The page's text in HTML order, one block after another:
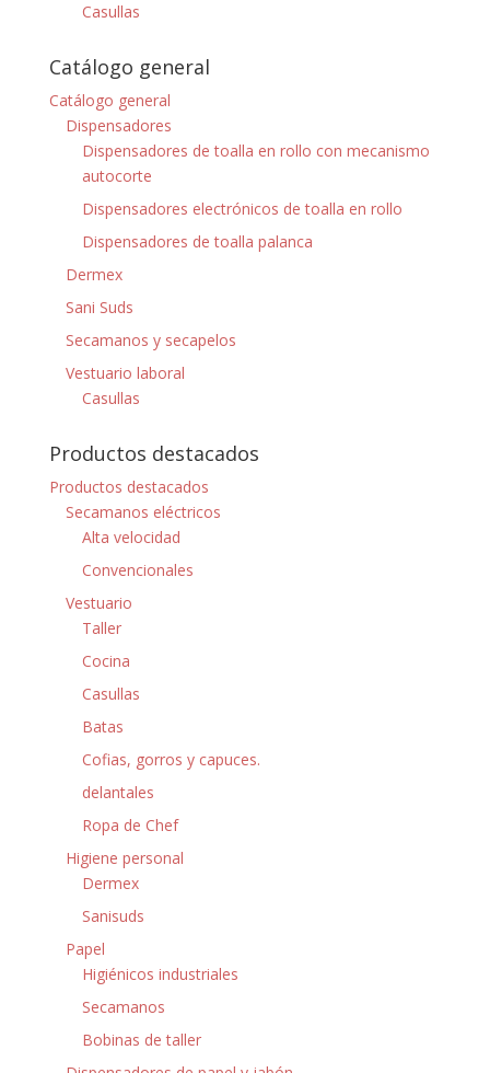
Casullas
Catálogo general
Catálogo general
Dispensadores
Dispensadores de toalla en rollo con mecanismo
autocorte
Dispensadores electrónicos de toalla en rollo
Dispensadores de toalla palanca
Dermex
Sani Suds
Secamanos y secapelos
Vestuario laboral
Casullas
Productos destacados
Productos destacados
Secamanos eléctricos
Alta velocidad
Convencionales
Vestuario
Taller
Cocina
Casullas
Batas
Cofias, gorros y capuces.
delantales
Ropa de Chef
Higiene personal
Dermex
Sanisuds
Papel
Higiénicos industriales
Secamanos
Bobinas de taller